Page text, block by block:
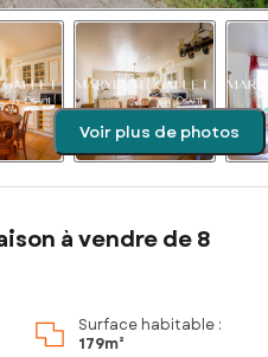
Voir plus de photos
à vendre de 8
Surface habitable :
179m²